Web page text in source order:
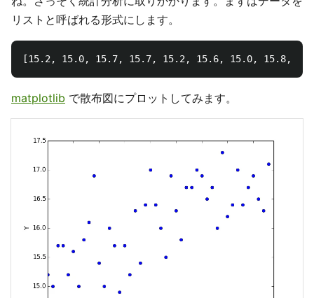
リストと呼ばれる形式にします。
matplotlib で散布図にプロットしてみます。